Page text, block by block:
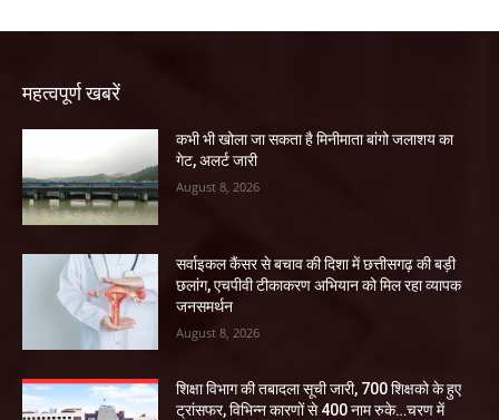
महत्वपूर्ण खबरें
कभी भी खोला जा सकता है मिनीमाता बांगो जलाशय का
गेट, अलर्ट जारी
August 8, 2026
सर्वाइकल कैंसर से बचाव की दिशा में छत्तीसगढ़ की बड़ी
छलांग, एचपीवी टीकाकरण अभियान को मिल रहा व्यापक
जनसमर्थन
August 8, 2026
शिक्षा विभाग की तबादला सूची जारी, 700 शिक्षको के हुए
ट्रांसफर, विभिन्न कारणों से 400 नाम रुके…चरण में